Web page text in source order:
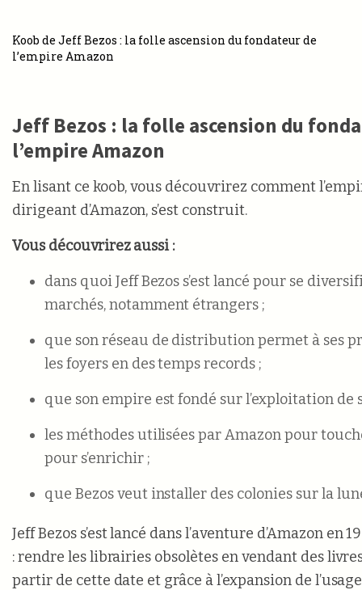
Koob de Jeff Bezos : la folle ascension du fondateur de
l’empire Amazon
Jeff Bezos : la folle ascension du
l’empire Amazon
En lisant ce koob, vous découvrirez comment
dirigeant d’Amazon, s’est construit.
Vous découvrirez aussi :
dans quoi Jeff Bezos s’est lancé pour se
marchés, notamment étrangers ;
que son réseau de distribution permet à ses
les foyers en des temps records ;
que son empire est fondé sur l’exploitation de
les méthodes utilisées par Amazon pour
pour s’enrichir ;
que Bezos veut installer des colonies sur la
Jeff Bezos s’est lancé dans l’aventure d’Amazon en
: rendre les librairies obsolètes en vendant des
partir de cette date et grâce à l’expansion de